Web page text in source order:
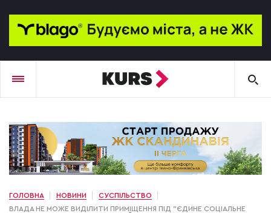
ГОЛОВНА НОВИНИ
СУСПІЛЬСТВО
ВЛАДА НЕ МОЖЕ ВИДІЛИТИ ПРИМІЩЕННЯ ПІД "ЄДИНЕ СОЦІАЛЬНЕ